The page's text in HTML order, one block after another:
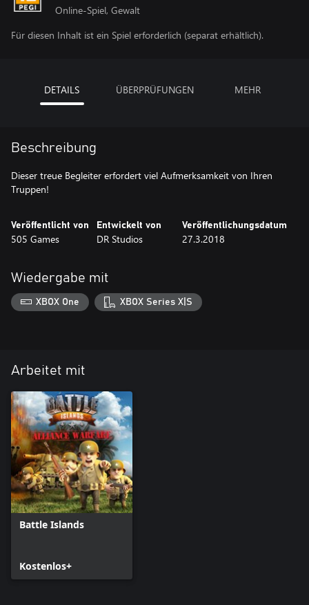
Online-Spiel, Gewalt
Für diesen Inhalt ist ein Spiel erforderlich (separat erhältlich).
DETAILS ÜBERPRÜFUNGEN MEHR
Beschreibung
Dieser treue Begleiter erfordert viel Aufmerksamkeit von Ihren
Truppen!
Veröffentlicht von
505 Games
Entwickelt von
DR Studios
Veröffentlichungsdatum
27.3.2018
Wiedergabe mit
XBOX One XBOX Series X|S
Arbeitet mit
Battle Islands
Kostenlos+